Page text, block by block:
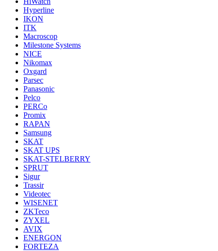
Hyperline
IKON
ITK
Macroscop
Milestone Systems
NICE
Nikomax
Oxgard
Parsec
Panasonic
Pelco
PERCo
Promix
RAPAN
Samsung
SKAT
SKAT UPS
SKAT-STELBERRY
SPRUT
Sigur
Trassir
Videotec
WISENET
ZKTeco
ZYXEL
AVIX
ENERGON
FORTEZA